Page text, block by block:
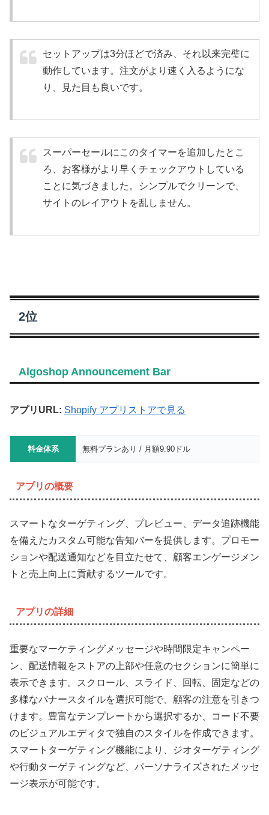
セットアップは3分ほどで済み、それ以来完璧に
動作しています。注文がより速く入るようにな
り、見た目も良いです。
スーパーセールにこのタイマーを追加したとこ
ろ、お客様がより早くチェックアウトしている
ことに気づきました。シンプルでクリーンで、
サイトのレイアウトを乱しません。
2位
Algoshop Announcement Bar
アプリURL: Shopify アプリストアで見る
料金体系 無料プランあり / 月額9.90ドル
アプリの概要
スマートなターゲティング、プレビュー、データ追跡機能
を備えたカスタム可能な告知バーを提供します。プロモー
ションや配送通知などを目立たせて、顧客エンゲージメン
トと売上向上に貢献するツールです。
アプリの詳細
重要なマーケティングメッセージや時間限定キャンペー
ン、配送情報をストアの上部や任意のセクションに簡単に
表示できます。スクロール、スライド、回転、固定などの
多様なバナースタイルを選択可能で、顧客の注意を引きつ
けます。豊富なテンプレートから選択するか、コード不要
のビジュアルエディタで独自のスタイルを作成できます。
スマートターゲティング機能により、ジオターゲティング
や行動ターゲティングなど、パーソナライズされたメッセ
ージ表示が可能です。